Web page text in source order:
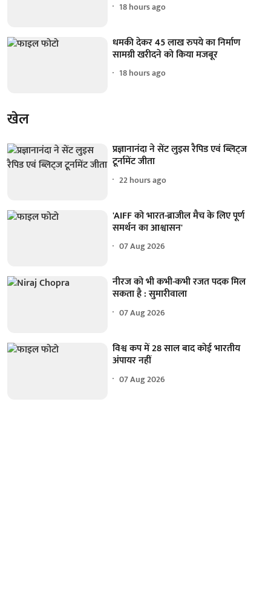
18 hours ago
धमकी देकर 45 लाख रुपये का निर्माण
सामग्री खरीदने को किया मजबूर
18 hours ago
खेल
प्रज्ञानानंदा ने सेंट लुइस रैपिड एवं ब्लिट्ज
टूर्नामेंट जीता
22 hours ago
'AIFF को भारत-ब्राजील मैच के लिए पूर्ण
समर्थन का आश्वासन'
07 Aug 2026
नीरज को भी कभी-कभी रजत पदक मिल
सकता है : सुमारीवाला
07 Aug 2026
विश्व कप में 28 साल बाद कोई भारतीय
अंपायर नहीं
07 Aug 2026